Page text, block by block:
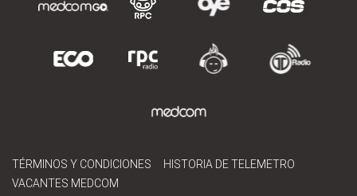
TÉRMINOS Y CONDICIONES
HISTORIA DE TELEMETRO
VACANTES MEDCOM